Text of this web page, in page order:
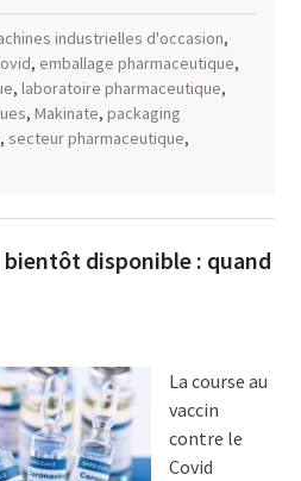
industrielles d'occasion,
, emballage pharmaceutique,
, laboratoire pharmaceutique,
, Makinate, packaging
, secteur pharmaceutique,
disponible : quand
La course au
vaccin
contre le
Covid